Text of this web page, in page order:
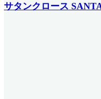
サタンクロース